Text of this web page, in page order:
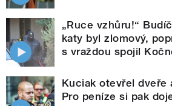
„Ruce vzhůru!“
katy byl zlomový,
s vraždou spojil
Kuciak otevřel dveře
Pro peníze si pak